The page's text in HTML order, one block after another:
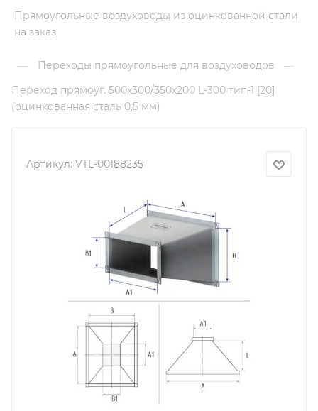
Прямоугольные воздуховоды из оцинкованной стали
на заказ
— Переходы прямоугольные для воздуховодов
—
Переход прямоуг. 500х300/350х200 L-300 тип-1 [20]
(оцинкованная сталь 0,5 мм)
Артикул: VTL-00188235